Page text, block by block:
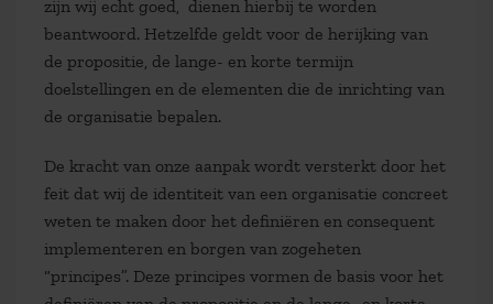
zijn wij echt goed, dienen hierbij te worden
beantwoord. Hetzelfde geldt voor de herijking van
de propositie, de lange- en korte termijn
doelstellingen en de elementen die de inrichting van
de organisatie bepalen.
De kracht van onze aanpak wordt versterkt door het
feit dat wij de identiteit van een organisatie concreet
weten te maken door het definiëren en consequent
implementeren en borgen van zogeheten
“principes”. Deze principes vormen de basis voor het